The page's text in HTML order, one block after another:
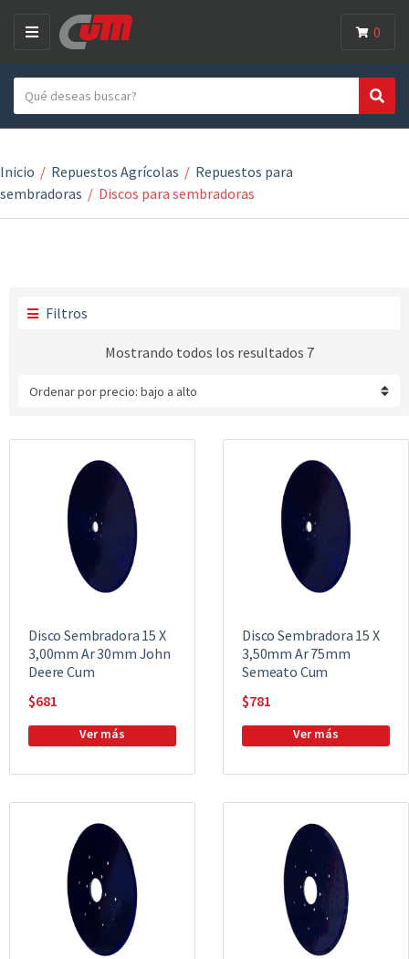
M
U
Search text
Search
0
Inicio / Repuestos Agrícolas / Repuestos para
sembradoras / Discos para sembradoras
Filtros
Mostrando todos los resultados 7
Disco Sembradora 15 X
3,00mm Ar 30mm John
Deere Cum
$681
Disco Sembradora 15 X
3,50mm Ar 75mm
Semeato Cum
$781